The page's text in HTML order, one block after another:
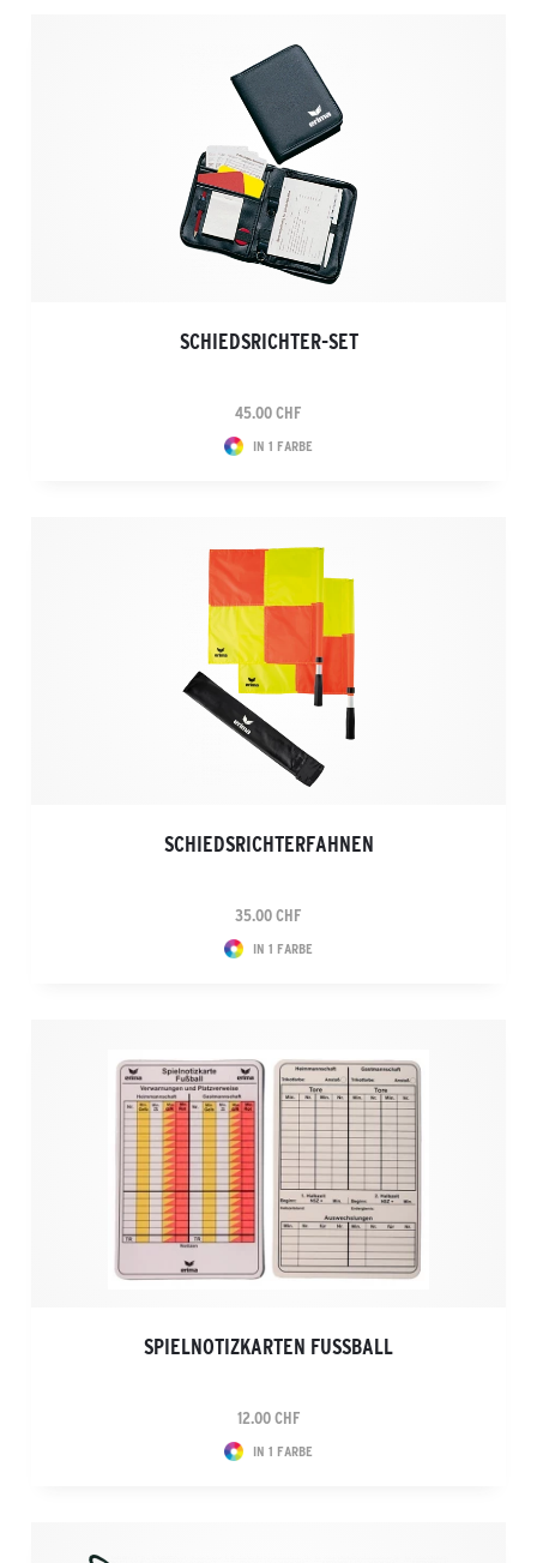
SCHIEDSRICHTER-SET
45.00 CHF
IN 1 FARBE
SCHIEDSRICHTERFAHNEN
35.00 CHF
IN 1 FARBE
SPIELNOTIZKARTEN FUSSBALL
12.00 CHF
IN 1 FARBE